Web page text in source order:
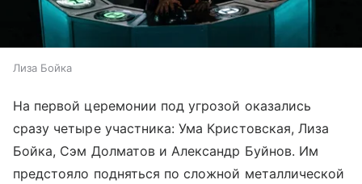
Лиза Бойка
На первой церемонии под угрозой оказались
сразу четыре участника: Ума Кристовская, Лиза
Бойка, Сэм Долматов и Александр Буйнов. Им
предстояло подняться по сложной металлической